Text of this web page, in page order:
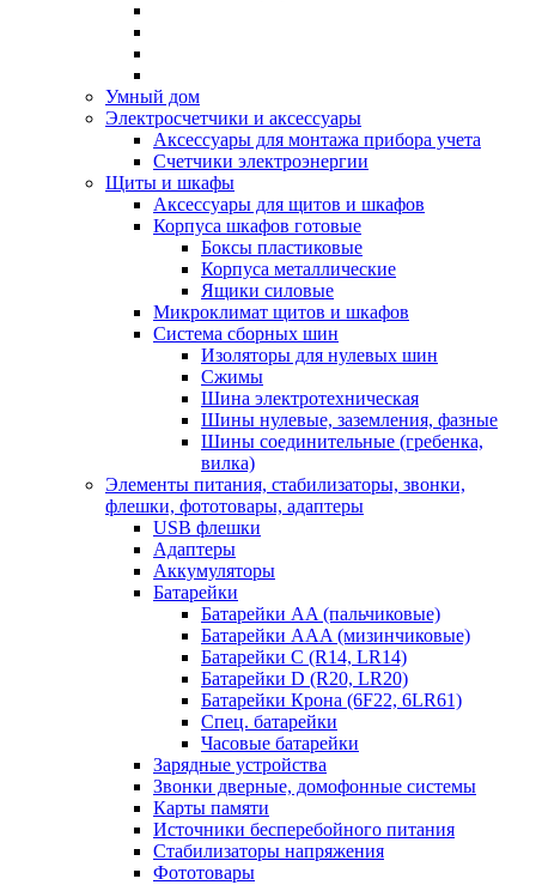
Умный дом
Электросчетчики и аксессуары
Аксессуары для монтажа прибора учета
Счетчики электроэнергии
Щиты и шкафы
Аксессуары для щитов и шкафов
Корпуса шкафов готовые
Боксы пластиковые
Корпуса металлические
Ящики силовые
Микроклимат щитов и шкафов
Система сборных шин
Изоляторы для нулевых шин
Сжимы
Шина электротехническая
Шины нулевые, заземления, фазные
Шины соединительные (гребенка,
вилка)
Элементы питания, стабилизаторы, звонки,
флешки, фототовары, адаптеры
USB флешки
Адаптеры
Аккумуляторы
Батарейки
Батарейки AA (пальчиковые)
Батарейки AAA (мизинчиковые)
Батарейки C (R14, LR14)
Батарейки D (R20, LR20)
Батарейки Крона (6F22, 6LR61)
Спец. батарейки
Часовые батарейки
Зарядные устройства
Звонки дверные, домофонные системы
Карты памяти
Источники бесперебойного питания
Стабилизаторы напряжения
Фототовары